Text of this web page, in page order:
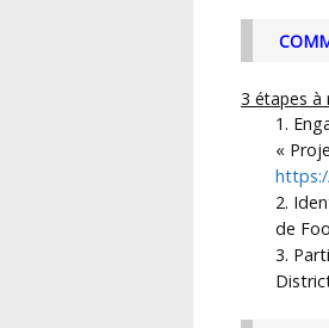
3 étapes
«
de